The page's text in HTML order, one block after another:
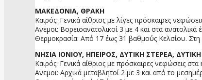
ΜΑΚΕΔΟΝΙΑ, ΘΡΑΚΗ
Καιρός: Γενικά αίθριος με λίγες πρόσκαιρες
Ανεμοι: Βορειοανατολικοί 3 με 4 και στα
Θερμοκρασία: Από 17 έως 31 βαθμούς Κελσίου.
ΝΗΣΙΑ ΙΟΝΙΟΥ, ΗΠΕΙΡΟΣ, ΔΥΤΙΚΗ ΣΤΕΡΕΑ,
Καιρός: Γενικά αίθριος με πρόσκαιρες νεφώσεις
Ανεμοι: Αρχικά μεταβλητοί 2 με 3 και από το